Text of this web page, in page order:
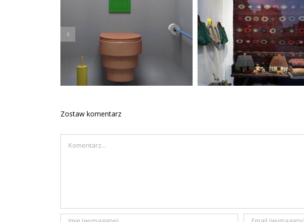
Kolorowa łazienka
Zawsze młode
przedmioty vintage
Zostaw komentarz